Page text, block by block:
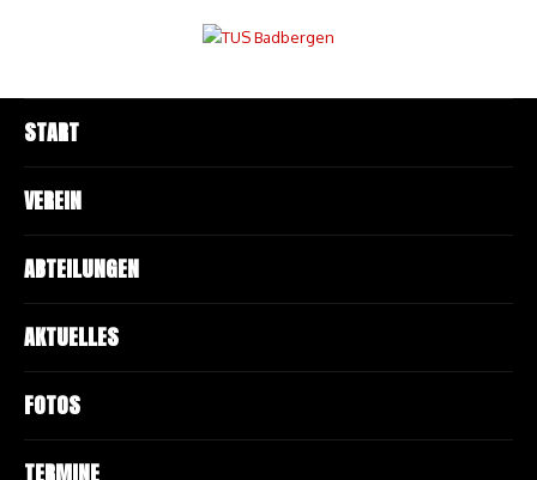
START
VEREIN
ABTEILUNGEN
AKTUELLES
FOTOS
TERMINE